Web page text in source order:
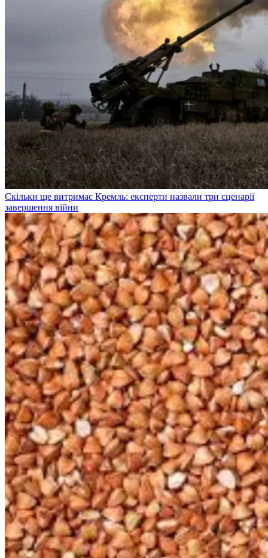
Скільки ще витримає Кремль: експерти назвали три сценарії
завершення війни